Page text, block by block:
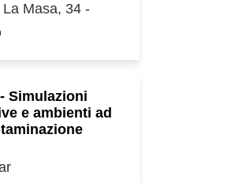
Masa, 34 -
Simulazioni
e ambienti ad